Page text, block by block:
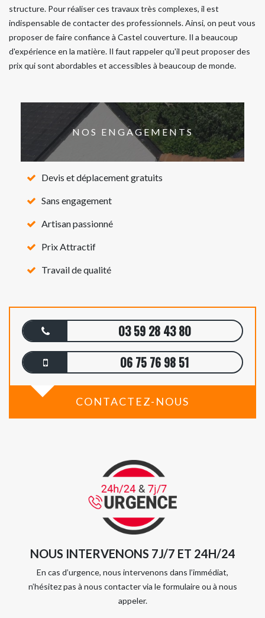
structure. Pour réaliser ces travaux très complexes, il est
indispensable de contacter des professionnels. Ainsi, on peut vous
proposer de faire confiance à Castel couverture. Il a beaucoup
d'expérience en la matière. Il faut rappeler qu'il peut proposer des
prix qui sont abordables et accessibles à beaucoup de monde.
NOS ENGAGEMENTS
Devis et déplacement gratuits
Sans engagement
Artisan passionné
Prix Attractif
Travail de qualité
03 59 28 43 80
06 75 76 98 51
CONTACTEZ-NOUS
NOUS INTERVENONS 7J/7 ET 24H/24
En cas d’urgence, nous intervenons dans l’immédiat,
n’hésitez pas à nous contacter via le formulaire ou à nous
appeler.